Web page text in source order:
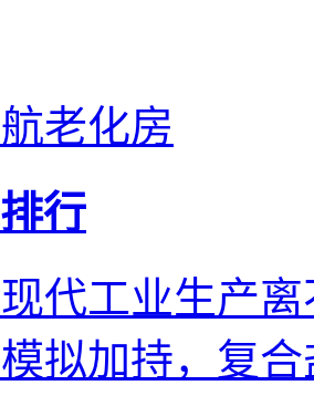
老化房
行
代工业生产
拟加持，复